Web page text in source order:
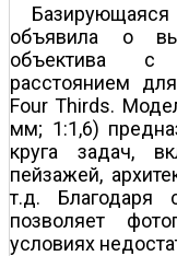
Базирующаяся
объявила о
объектива с
расстоянием
Four Thirds.
мм; 1:1,6)
круга задач,
пейзажей,
т.д. Благодаря
позволяет
условиях